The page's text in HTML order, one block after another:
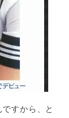
すから、と